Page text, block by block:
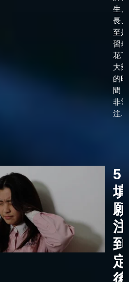
生
長
至
習
花
大
的時
間
非
注...
5